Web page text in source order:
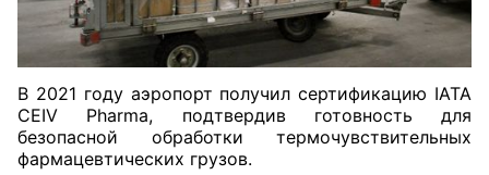
В 2021 году аэропорт получил сертификацию IATA
CEIV Pharma, подтвердив готовность для
безопасной обработки термочувствительных
фармацевтических грузов.